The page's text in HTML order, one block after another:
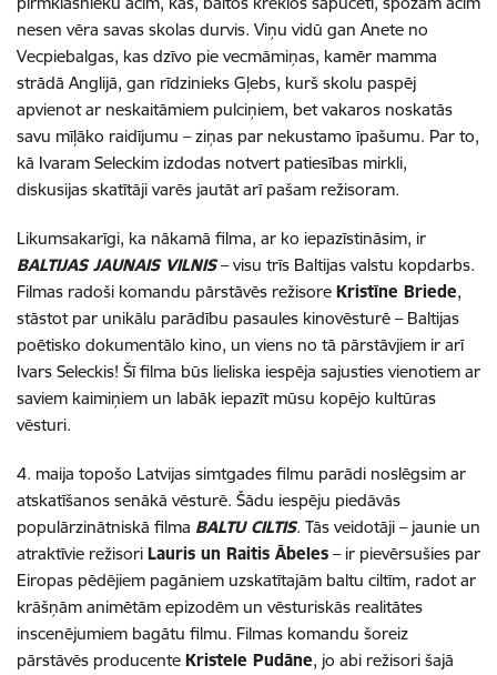
nesen vēra savas skolas durvis. Viņu vidū gan Anete no
Vecpiebalgas, kas dzīvo pie vecmāmiņas, kamēr mamma
strādā Anglijā, gan rīdzinieks Gļebs, kurš skolu paspēj
apvienot ar neskaitāmiem pulciņiem, bet vakaros noskatās
savu mīļāko raidījumu – ziņas par nekustamo īpašumu. Par to,
kā Ivaram Seleckim izdodas notvert patiesības mirkli,
diskusijas skatītāji varēs jautāt arī pašam režisoram.
Likumsakarīgi, ka nākamā filma, ar ko iepazīstināsim, ir
BALTIJAS JAUNAIS VILNIS– visu trīs Baltijas valstu kopdarbs.
Filmas radoši komandu pārstāvēs režisore Kristīne Briede,
stāstot par unikālu parādību pasaules kinovēsturē – Baltijas
poētisko dokumentālo kino, un viens no tā pārstāvjiem ir arī
Ivars Seleckis! Šī filma būs lieliska iespēja sajusties vienotiem ar
saviem kaimiņiem un labāk iepazīt mūsu kopējo kultūras
vēsturi.
4. maija topošo Latvijas simtgades filmu parādi noslēgsim ar
atskatīšanos senākā vēsturē. Šādu iespēju piedāvās
populārzinātniskā filma BALTU CILTIS. Tās veidotāji – jaunie un
atraktīvie režisori Lauris un Raitis Ābeles – ir pievērsušies par
Eiropas pēdējiem pagāniem uzskatītajām baltu ciltīm, radot ar
krāšņām animētām epizodēm un vēsturiskās realitātes
inscenējumiem bagātu filmu. Filmas komandu šoreiz
pārstāvēs producente Kristele Pudāne, jo abi režisori šajā